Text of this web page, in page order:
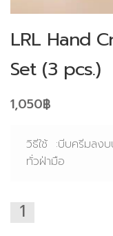
LRL Hand
Set (3 pcs.)
1,050฿
วิธีใช้ :บีบครีมลงบ
ทั่วฝ่ามือ